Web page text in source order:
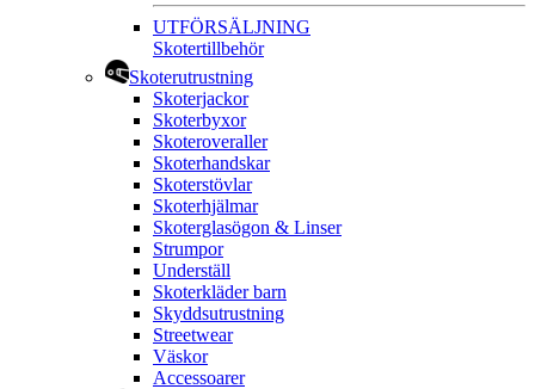
UTFÖRSÄLJNING
Skotertillbehör
Skoterutrustning
Skoterjackor
Skoterbyxor
Skoteroveraller
Skoterhandskar
Skoterstövlar
Skoterhjälmar
Skoterglasögon & Linser
Strumpor
Underställ
Skoterkläder barn
Skyddsutrustning
Streetwear
Väskor
Accessoarer